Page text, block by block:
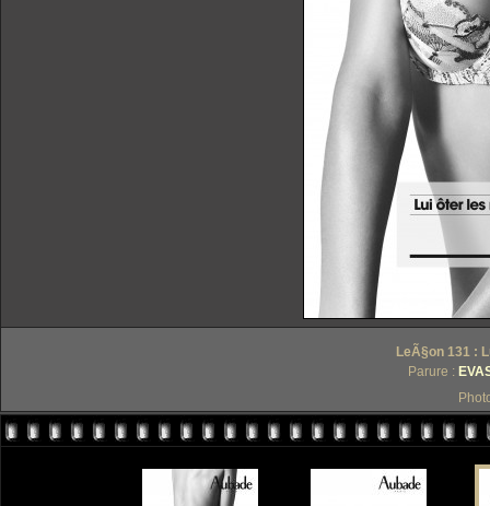
LeÃ§on 131 :
Parure :